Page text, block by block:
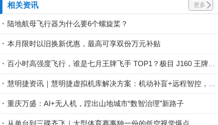
相关资讯 更多
陆地航母飞行器为什么要6个螺旋桨？
本月限时以旧换新优惠，最高可享双份万元补贴
重庆万盛：AI+无人机，蹚出山地城市“数智治理”新路子
从单台到三碟齐飞｜大型体育赛事独一份的低空视觉爆点